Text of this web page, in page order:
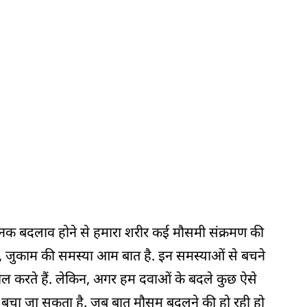
बदलाव होने से हमारा शरीर कई मौसमी संक्रमण की
जुकाम की समस्या आम बात है. इन समस्याओं से बचने
करते हैं. लेकिन, अगर हम दवाओं के बदले कुछ ऐसे
जा सकता है. जब बात मौसम बदलने की हो रही हो